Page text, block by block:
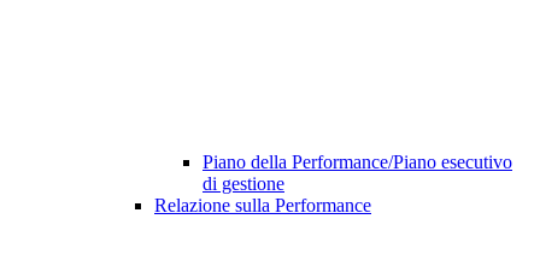
Piano della Performance/Piano esecutivo
di gestione
Relazione sulla Performance